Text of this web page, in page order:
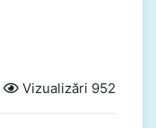
Vizualizări 952